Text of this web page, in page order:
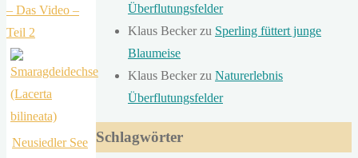
– Das Video –
Teil 2
Neusiedler See
Überflutungsfelder
Klaus Beckerzu Sperling füttert junge
Blaumeise
Klaus Beckerzu Naturerlebnis
Überflutungsfelder
Schlagwörter